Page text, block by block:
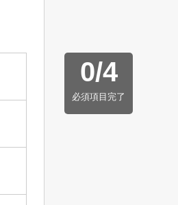
0/4
必須項目完了